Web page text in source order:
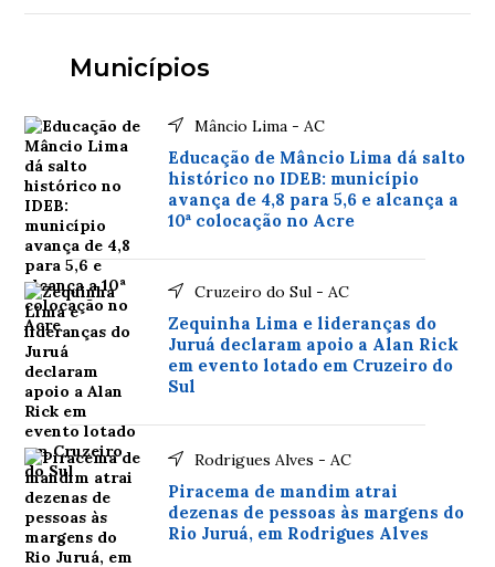
Municípios
Mâncio Lima - AC
Educação de Mâncio Lima dá salto
histórico no IDEB: município
avança de 4,8 para 5,6 e alcança a
10ª colocação no Acre
Cruzeiro do Sul - AC
Zequinha Lima e lideranças do
Juruá declaram apoio a Alan Rick
em evento lotado em Cruzeiro do
Sul
Rodrigues Alves - AC
Piracema de mandim atrai
dezenas de pessoas às margens do
Rio Juruá, em Rodrigues Alves